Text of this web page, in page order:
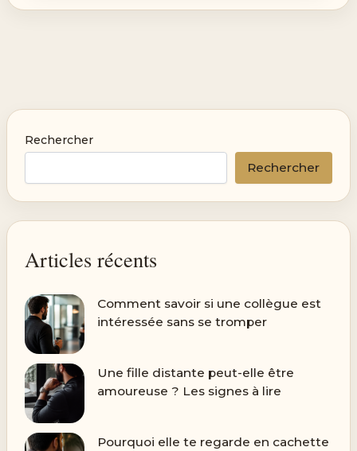
Rechercher
Rechercher
Articles récents
Comment savoir si une collègue est
intéressée sans se tromper
Une fille distante peut-elle être
amoureuse ? Les signes à lire
Pourquoi elle te regarde en cachette